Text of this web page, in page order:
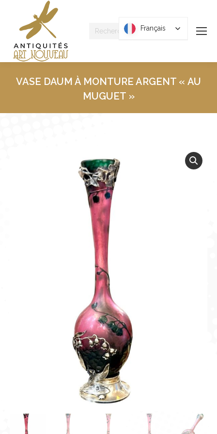
Recherche
VASE DAUM À MONTURE ARGENT « AU
MUGUET »
Français
Français